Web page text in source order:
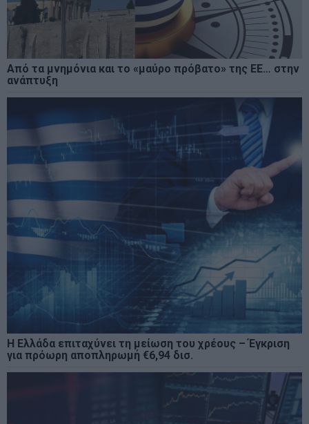
Από τα μνημόνια και το «μαύρο πρόβατο» της ΕΕ… στην
ανάπτυξη
Η Ελλάδα επιταχύνει τη μείωση του χρέους – Έγκριση
για πρόωρη αποπληρωμή €6,94 δισ.